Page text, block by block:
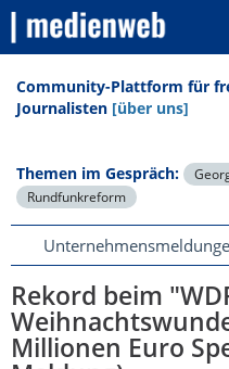
Community-Plattform für
Journalisten [über uns]
Themen im Gespräch:
Rundfunkreform
Rekord beim
Millionen Euro